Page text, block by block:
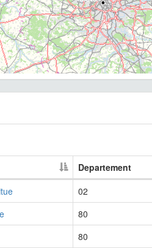
Departement
02
80
80